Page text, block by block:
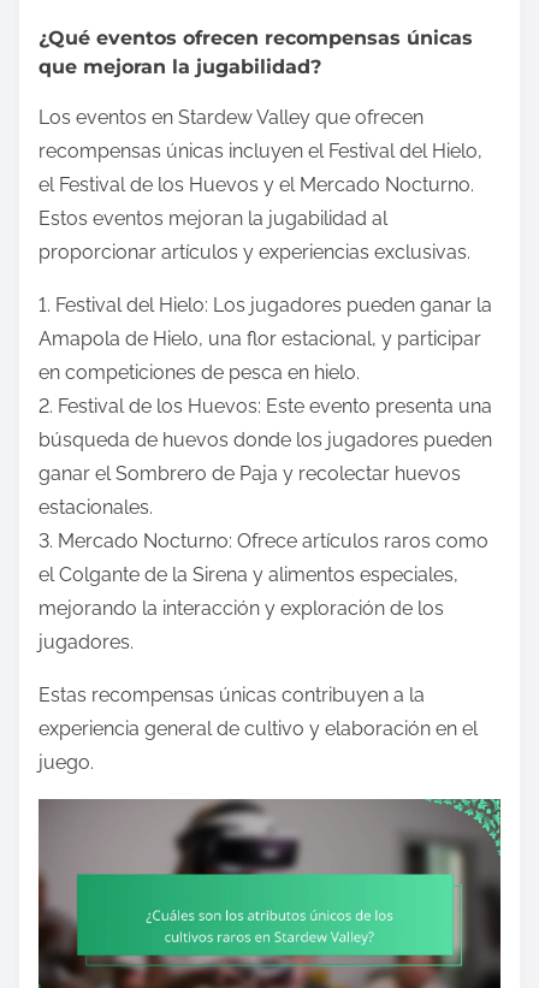
¿Qué eventos ofrecen recompensas únicas
que mejoran la jugabilidad?
Los eventos en Stardew Valley que ofrecen
recompensas únicas incluyen el Festival del Hielo,
el Festival de los Huevos y el Mercado Nocturno.
Estos eventos mejoran la jugabilidad al
proporcionar artículos y experiencias exclusivas.
1. Festival del Hielo: Los jugadores pueden ganar la
Amapola de Hielo, una flor estacional, y participar
en competiciones de pesca en hielo.
2. Festival de los Huevos: Este evento presenta una
búsqueda de huevos donde los jugadores pueden
ganar el Sombrero de Paja y recolectar huevos
estacionales.
3. Mercado Nocturno: Ofrece artículos raros como
el Colgante de la Sirena y alimentos especiales,
mejorando la interacción y exploración de los
jugadores.
Estas recompensas únicas contribuyen a la
experiencia general de cultivo y elaboración en el
juego.